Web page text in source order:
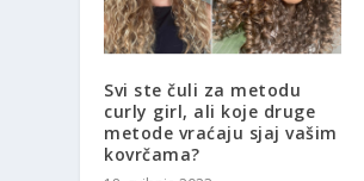
Svi ste čuli za metodu
curly girl, ali koje druge
metode vraćaju sjaj vašim
kovrčama?